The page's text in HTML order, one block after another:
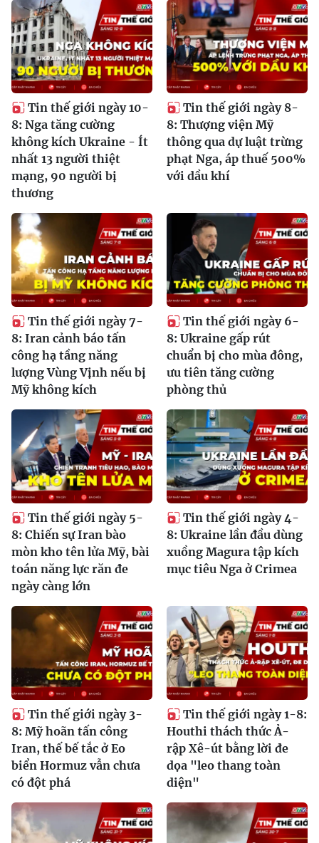
Tin thế giới ngày 10-
8: Nga tăng cường
không kích Ukraine - Ít
nhất 13 người thiệt
mạng, 90 người bị
thương
Tin thế giới ngày 8-
8: Thượng viện Mỹ
thông qua dự luật trừng
phạt Nga, áp thuế 500%
với dầu khí
Tin thế giới ngày 7-
8: Iran cảnh báo tấn
công hạ tầng năng
lượng Vùng Vịnh nếu bị
Mỹ không kích
Tin thế giới ngày 6-
8: Ukraine gấp rút
chuẩn bị cho mùa đông,
ưu tiên tăng cường
phòng thủ
Tin thế giới ngày 5-
8: Chiến sự Iran bào
mòn kho tên lửa Mỹ, bài
toán năng lực răn đe
ngày càng lớn
Tin thế giới ngày 4-
8: Ukraine lần đầu dùng
xuồng Magura tập kích
mục tiêu Nga ở Crimea
Tin thế giới ngày 3-
8: Mỹ hoãn tấn công
Iran, thế bế tắc ở Eo
biển Hormuz vẫn chưa
có đột phá
Tin thế giới ngày 1-8:
Houthi thách thức Ả-
rập Xê-út bằng lời đe
dọa "leo thang toàn
diện"